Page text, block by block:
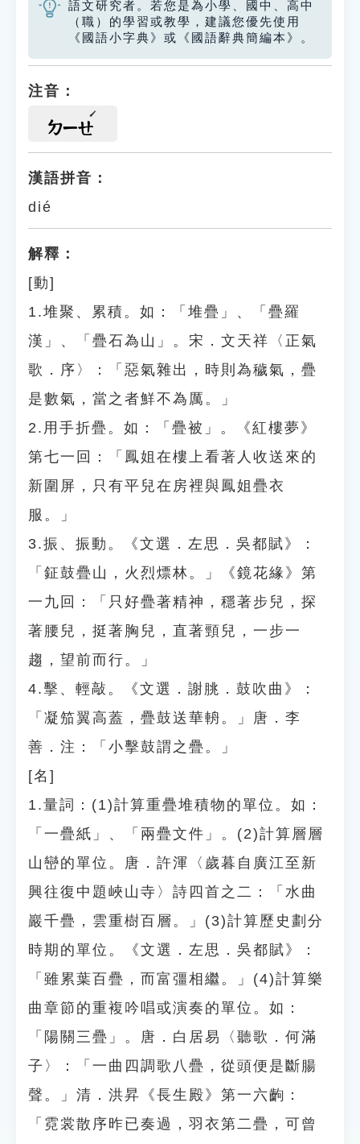
語文研究者。若您是為小學、國中、高中
（職）的學習或教學，建議您優先使用
《國語小字典》或《國語辭典簡編本》。
注音：
ㄉㄧㄝ
漢語拼音：
dié
解釋：
[動]
1.堆聚、累積。如：「堆疊」、「疊羅
漢」、「疊石為山」。宋．文天祥〈正氣
歌．序〉：「惡氣雜出，時則為穢氣，疊
是數氣，當之者鮮不為厲。」
2.用手折疊。如：「疊被」。《紅樓夢》
第七一回：「鳳姐在樓上看著人收送來的
新圍屏，只有平兒在房裡與鳳姐疊衣
服。」
3.振、振動。《文選．左思．吳都賦》：
「鉦鼓疊山，火烈熛林。」《鏡花緣》第
一九回：「只好疊著精神，穩著步兒，探
著腰兒，挺著胸兒，直著頸兒，一步一
趨，望前而行。」
4.擊、輕敲。《文選．謝朓．鼓吹曲》：
「凝笳翼高蓋，疊鼓送華輈。」唐．李
善．注：「小擊鼓謂之疊。」
[名]
1.量詞：(1)計算重疊堆積物的單位。如：
「一疊紙」、「兩疊文件」。(2)計算層層
山巒的單位。唐．許渾〈歲暮自廣江至新
興往復中題峽山寺〉詩四首之二：「水曲
巖千疊，雲重樹百層。」(3)計算歷史劃分
時期的單位。《文選．左思．吳都賦》：
「雖累葉百疊，而富彊相繼。」(4)計算樂
曲章節的重複吟唱或演奏的單位。如：
「陽關三疊」。唐．白居易〈聽歌．何滿
子〉：「一曲四調歌八疊，從頭便是斷腸
聲。」清．洪昇《長生殿》第一六齣：
「霓裳散序昨已奏過，羽衣第二疊，可曾